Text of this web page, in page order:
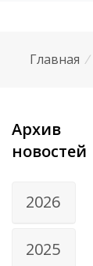
Главная /
Архив
новостей
2026
2025